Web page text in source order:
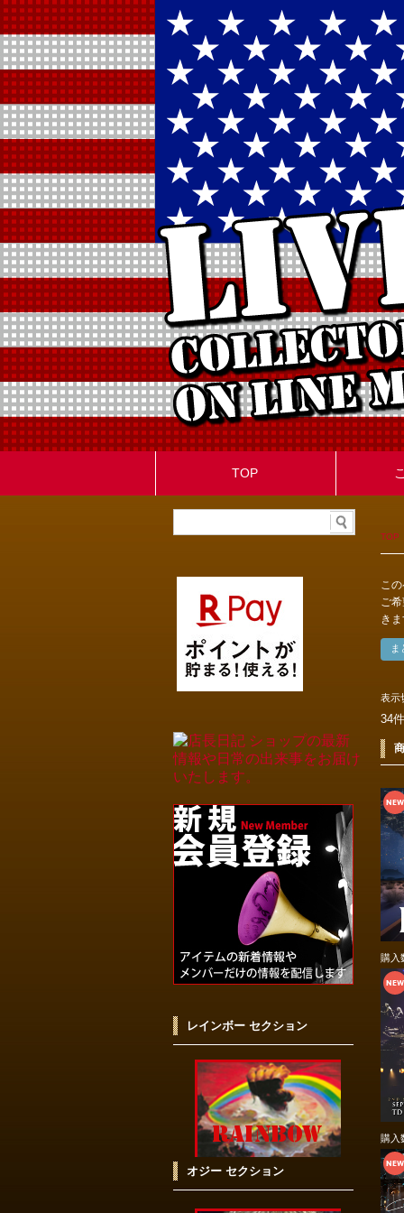
TOP
TOP
こ
ご
き
表示
34
購入
購入
レインボー セクション
オジー セクション